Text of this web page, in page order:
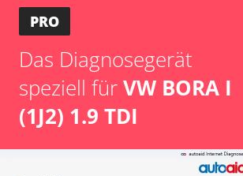
PRO
Das Diagnosegerät
speziell fürVW BORA I
(1J2) 1.9 TDI